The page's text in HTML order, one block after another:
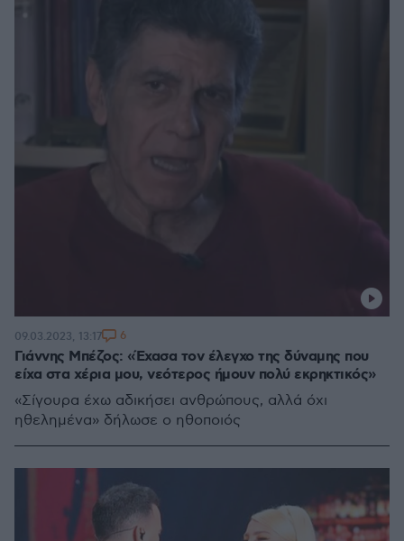
Γιάννης Μπέζος: «Έχασα τον έλεγχο της δύναμης που
είχα στα χέρια μου, νεότερος ήμουν πολύ εκρηκτικός»
«Σίγουρα έχω αδικήσει ανθρώπους, αλλά όχι
ηθελημένα» δήλωσε ο ηθοποιός
09.03.2023, 13:17 6